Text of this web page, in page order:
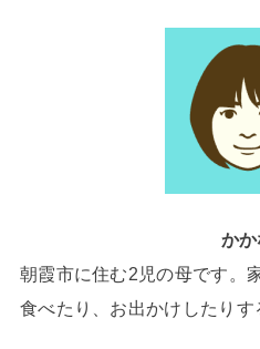
かか
朝霞市に住む2児の母です。
食べたり、お出かけしたりす